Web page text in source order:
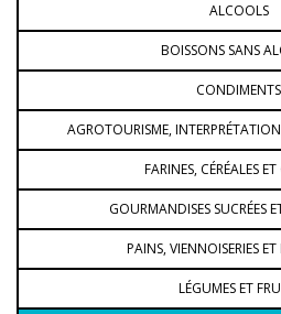
ALCOOLS
BOISSONS SANS
CONDIMENTS
AGROTOURISME,
FARINES, CÉRÉALES
GOURMANDISES SUCRÉES
PAINS, VIENNOISERIES ET
LÉGUMES ET